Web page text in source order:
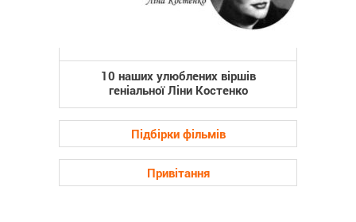
10 наших улюблених віршів
геніальної Ліни Костенко
Підбірки фільмів
Привітання